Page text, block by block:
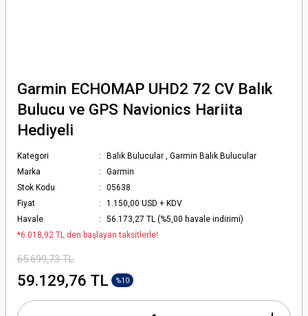
Garmin ECHOMAP UHD2 72 CV Balık
Bulucu ve GPS Navionics Hariita
Hediyeli
Kategori Balık Bulucular ,Garmin Balık Bulucular
Marka
Garmin
Stok Kodu
05638
Fiyat
1.150,00 USD + KDV
Havale
56.173,27 TL (%5,00 havale indirimi)
*6.018,92 TL den başlayan taksitlerle!
65.699,73 TL
59.129,76 TL %10